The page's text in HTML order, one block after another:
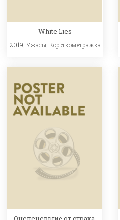
White Lies
2019, Ужасы, Короткометражка
Оцепеневшие от страха